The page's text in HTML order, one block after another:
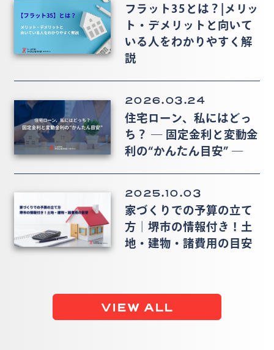
フラット35とは？|メリッ
ト・デメリットと向いて
いる人をわかりやすく解
説
2026.03.24
住宅ローン、私にはどっ
ち？ ― 固定金利と変動金
利の“かんたん目安” ―
2025.10.03
家づくりでの予算の立て
方｜堺市の情報付き！土
地・建物・諸費用の目安
VIEW ALL